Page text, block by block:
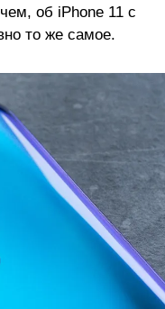
об iPhone 11 с
то же самое.